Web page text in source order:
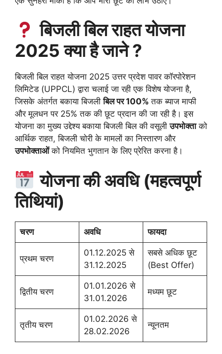
बिजली बिल राहत योजना
2025 क्या है जाने ?
बिजली बिल राहत योजना 2025 उत्तर प्रदेश पावर कॉरपोरेशन
लिमिटेड (UPPCL) द्वारा चलाई जा रही एक विशेष योजना है,
जिसके अंतर्गत बकाया बिजलीबिल पर 100%तक ब्याज माफी
और मूलधन पर 25% तक की छूट प्रदान की जा रही है। इस
योजना का मुख्य उद्देश्य बकाया बिजली बिल की वसूलीउपभोक्ताको
आर्थिक राहत, बिजली चोरी के मामलों का निस्तारण और
उपभोक्ताओंको नियमित भुगतान के लिए प्रेरित करना है।
योजना की अवधि (महत्वपूर्ण
तिथियां)
चरण अवधि फायदा
प्रथम चरण
01.12.2025 से
31.12.2025
सबसे अधिक छूट
(Best Offer)
द्वितीय चरण
01.01.2026 से
31.01.2026
मध्यम छूट
तृतीय चरण
01.02.2026 से
28.02.2026
न्यूनतम